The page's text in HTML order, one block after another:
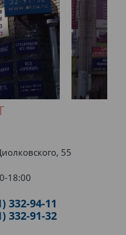
55
18:00
332-94-11
332-91-32